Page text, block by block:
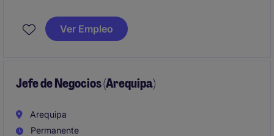
ventas tecnicas y capacidad para identificar
oportunidades de negocio en el sector de mineria,
Ver Empleo
Jefe de Negocios (Arequipa)
Arequipa
Permanente